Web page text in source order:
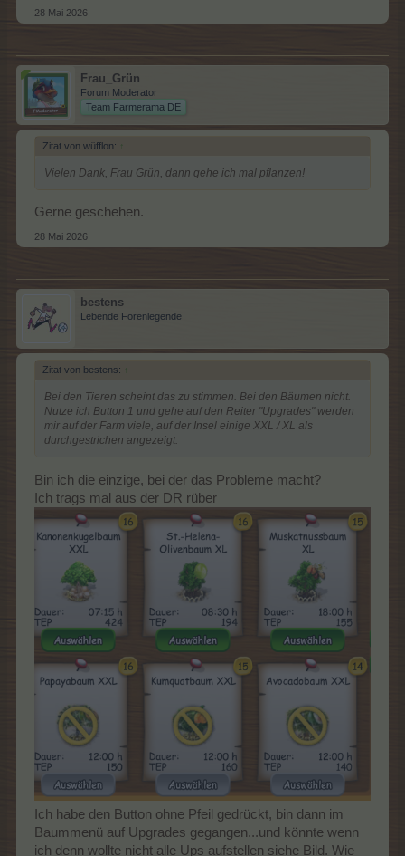
28 Mai 2026
Frau_Grün
Forum Moderator
Team Farmerama DE
Zitat von wüfflon: ↑
Vielen Dank, Frau Grün, dann gehe ich mal pflanzen!
Gerne geschehen.
28 Mai 2026
bestens
Lebende Forenlegende
Zitat von bestens: ↑
Bei den Tieren scheint das zu stimmen. Bei den Bäumen nicht.
Nutze ich Button 1 und gehe auf den Reiter "Upgrades" werden
mir auf der Farm viele, auf der Insel einige XXL / XL als
durchgestrichen angezeigt.
Bin ich die einzige, bei der das Probleme macht?
Ich trags mal aus der DR rüber
Ich habe den Button ohne Pfeil gedrückt, bin dann im
Baummenü auf Upgrades gegangen...und könnte wenn
ich denn wollte nicht alle Ups aufstellen siehe Bild. Wie